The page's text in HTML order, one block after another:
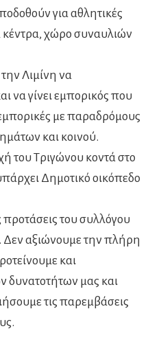
για αθλητικές
κέντρα, χώρο συναυλιών
Λιμίνη να
να γίνει εμπορικός που
με παραδρόμους
και κοινού.
του Τριγώνου κοντά στο
Δημοτικό οικόπεδο
του συλλόγου
Δεν αξιώνουμε την πλήρη
και
δυνατοτήτων μας και
τις παρεμβάσεις